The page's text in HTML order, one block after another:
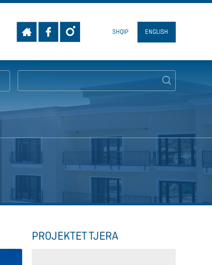
SHQIP ENGLISH
PROJEKTET TJERA